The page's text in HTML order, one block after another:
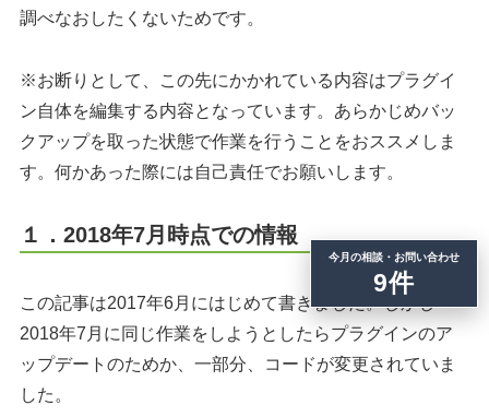
調べなおしたくないためです。
※お断りとして、この先にかかれている内容はプラグイ
ン自体を編集する内容となっています。あらかじめバッ
クアップを取った状態で作業を行うことをおススメしま
す。何かあった際には自己責任でお願いします。
１．2018年7月時点での情報
この記事は2017年6月にはじめて書きました。しかし
2018年7月に同じ作業をしようとしたらプラグインのア
ップデートのためか、一部分、コードが変更されていま
した。
今月の相談・お問い合わせ
9件